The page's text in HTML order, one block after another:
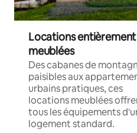
Locations entièrement
meublées
Des cabanes de
paisibles aux
urbains pratiques, ces
locations meublées
tous les équipements
logement standard.